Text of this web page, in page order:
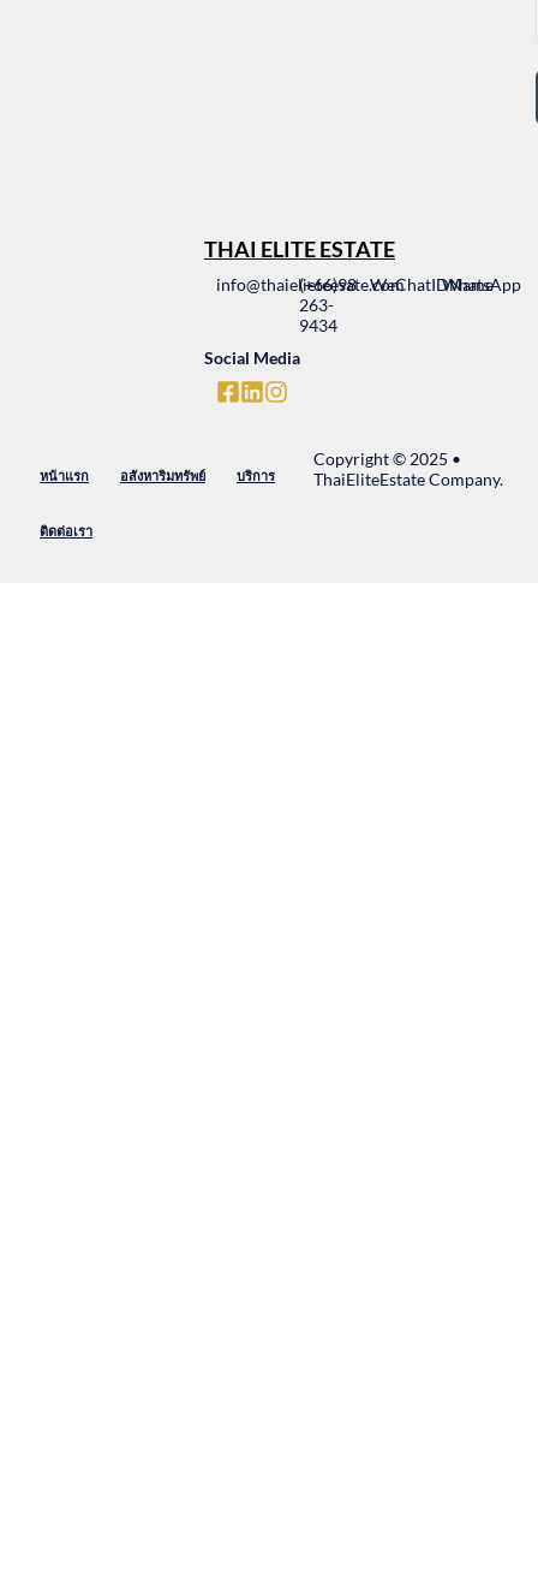
THAI ELITE ESTATE
info@thaielieteesate.com
(+66)98
263-
9434
WeChatIDName
WhatsApp
Social Media
หน้าแรก อสังหาริมทรัพย์ บริการ
ติดต่อเรา
Copyright © 2025 •
ThaiEliteEstate Company.